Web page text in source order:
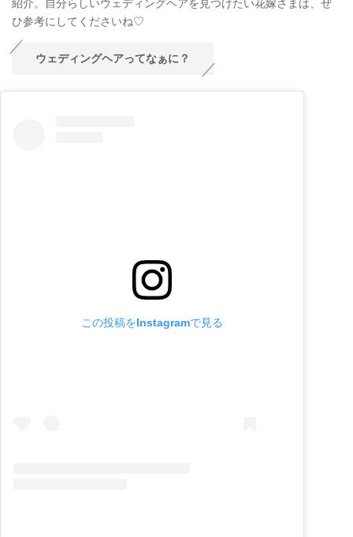
紹介。自分らしいウェディングヘアを見つけたい花嫁さまは、ぜ
ひ参考にしてくださいね♡
ウェディングヘアってなぁに？
この投稿をInstagramで見る